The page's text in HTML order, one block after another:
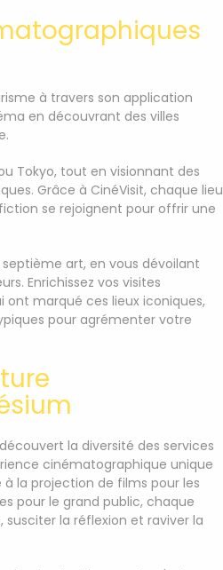
à travers son application
en découvrant des villes
Tokyo, tout en visionnant des
Grâce à CinéVisit, chaque lieu
se rejoignent pour offrir une
art, en vous dévoilant
Enrichissez vos visites
marqué ces lieux iconiques,
pour agrémenter votre
la diversité des services
cinématographique unique
la projection de films pour les
pour le grand public, chaque
la réflexion et raviver la